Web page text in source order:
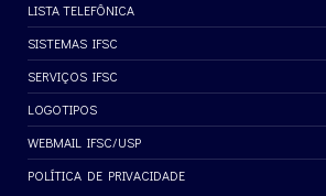
LISTA TELEFÔNICA
SISTEMAS IFSC
SERVIÇOS IFSC
LOGOTIPOS
WEBMAIL IFSC/USP
POLÍTICA DE PRIVACIDADE